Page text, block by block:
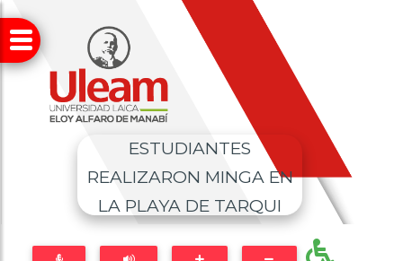
ESTUDIANTES
REALIZARON MINGA EN
LA PLAYA DE TARQUI